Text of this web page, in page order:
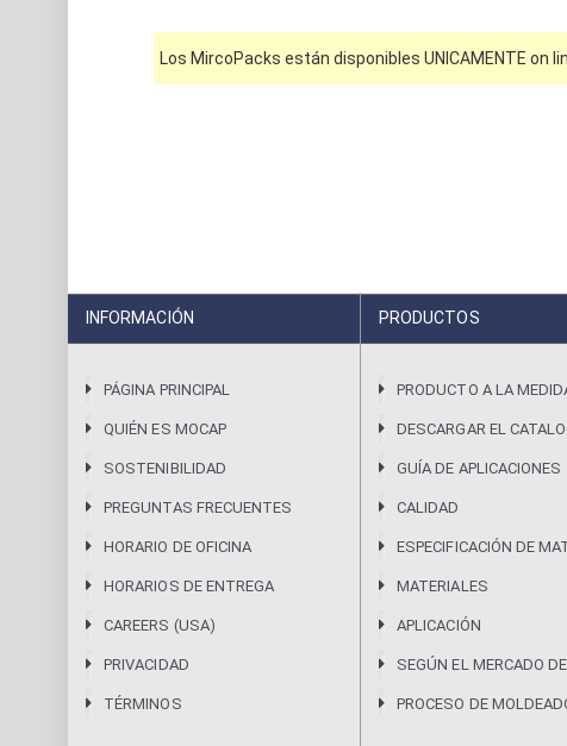
Los MircoPacks están disponibles UNICAMENTE on
INFORMACIÓN
PÁGINA PRINCIPAL
QUIÉN ES MOCAP
SOSTENIBILIDAD
PREGUNTAS FRECUENTES
HORARIO DE OFICINA
HORARIOS DE ENTREGA
CAREERS (USA)
PRIVACIDAD
TÉRMINOS
PRODUCTOS
PRODUCTO A LA
DESCARGAR EL
GUÍA DE APLICACIONES
CALIDAD
ESPECIFICACIÓN DE
MATERIALES
APLICACIÓN
SEGÚN EL MERCADO
PROCESO DE